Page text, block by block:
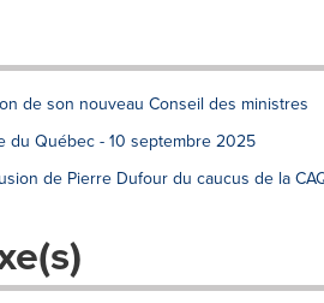
de son nouveau Conseil des ministres
du Québec - 10 septembre 2025
de Pierre Dufour du caucus de la